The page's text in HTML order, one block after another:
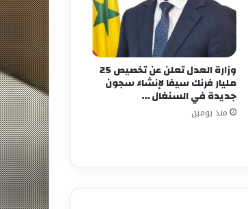
وزارة العدل تعلن عن تخصيص 25
مليار فرنك سيفا لإنشاء سجون
جديدة في السنغال …
منذ يومين